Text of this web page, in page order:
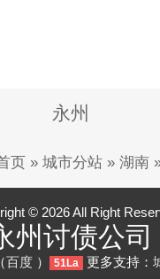
永州
页» 城市分站» 湖南
© 2026 All Right
州讨债公司
百度） 51La 更多支持：